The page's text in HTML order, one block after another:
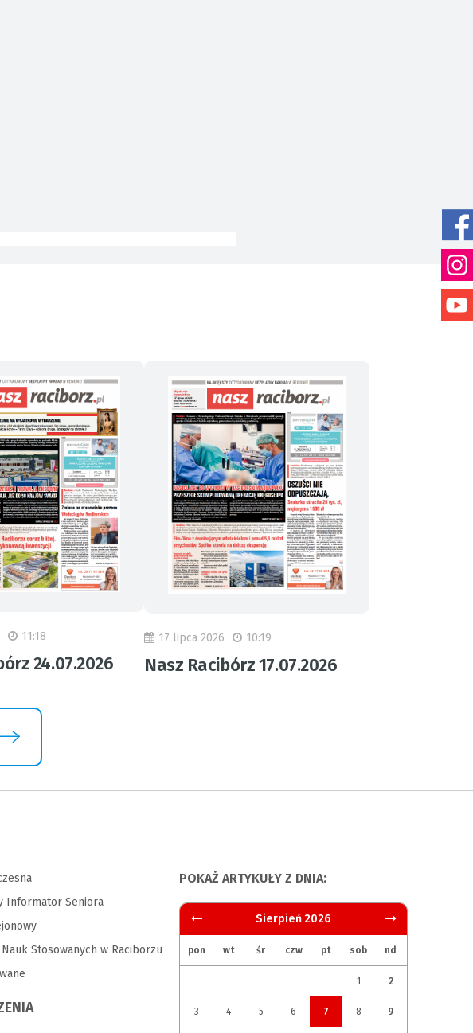
11:18
24.07.2026
17 lipca 2026 10:19
Nasz Racibórz 17.07.2026
Informator Seniora
Stosowanych w Raciborzu
POKAŻ ARTYKUŁY Z DNIA:
Sierpień 2026
pon wt śr czw pt sob nd
1 2
3 4 5 6 7 8 9